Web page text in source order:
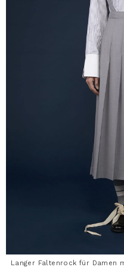
Langer Faltenrock für Damen